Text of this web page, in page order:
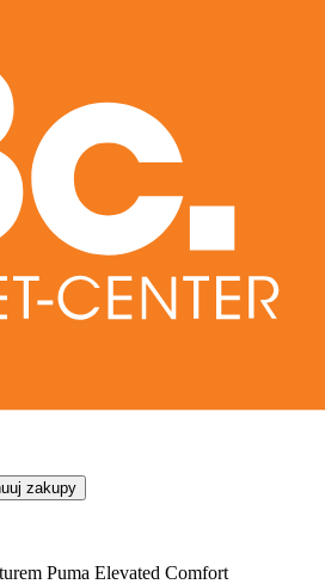
zakupy
Puma Elevated Comfort